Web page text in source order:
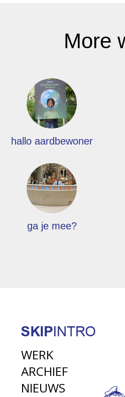
More
hallo aardbewoner
ga je mee?
WERK
ARCHIEF
NIEUWS